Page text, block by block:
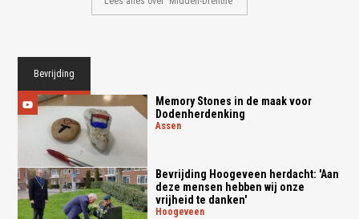
Bevrijding
Memory Stones in de maak voor
Dodenherdenking
assen
Bevrijding Hoogeveen herdacht: 'Aan
deze mensen hebben wij onze
vrijheid te danken'
hoogeveen